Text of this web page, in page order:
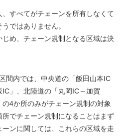
すべてがチェーンを所有しなくて
ではありません。
め、チェーン規制となる区域は決
間内では、中央道の「飯田山本IC
」、北陸道の「丸岡IC～加賀
4か所のみがチェーン規制の対象
でチェーン規制になることはまず
ンに関しては、これらの区域を走